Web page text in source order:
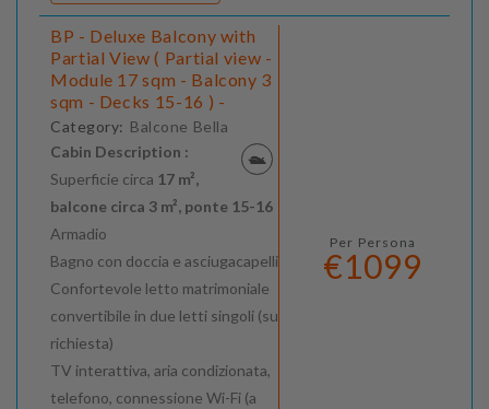
BP - Deluxe Balcony with
Partial View ( Partial view -
Module 17 sqm - Balcony 3
sqm - Decks 15-16 ) -
Category: Balcone Bella
Cabin Description :
Superficie circa 17 m²,
balcone circa 3 m², ponte 15-16
Armadio
Bagno con doccia e asciugacapelli
Confortevole letto matrimoniale
convertibile in due letti singoli (su
richiesta)
TV interattiva, aria condizionata,
telefono, connessione Wi-Fi (a
Per Persona
€1099